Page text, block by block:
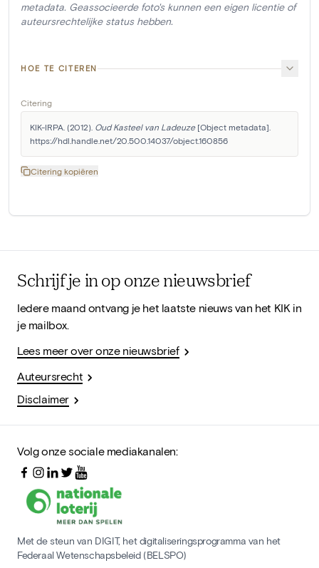
metadata. Geassocieerde foto's kunnen een eigen licentie of
auteursrechtelijke status hebben.
HOE TE CITEREN
Citering
KIK-IRPA. (2012). Oud Kasteel van Ladeuze [Object metadata].
https://hdl.handle.net/20.500.14037/object.160856
Citering kopiëren
Schrijf je in op onze nieuwsbrief
Iedere maand ontvang je het laatste nieuws van het KIK in
je mailbox.
Lees meer over onze nieuwsbrief
Auteursrecht
Disclaimer
Volg onze sociale mediakanalen:
Met de steun van DIGIT, het digitaliseringsprogramma van het
Federaal Wetenschapsbeleid (BELSPO)